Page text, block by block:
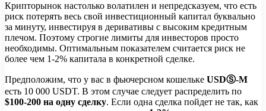
Крипторынок настолько волатилен и непредсказуем, что есть
риск потерять весь свой инвестиционный капитал буквально
за минуту, инвестируя в деривативы с высоким кредитным
плечом. Поэтому строгие лимиты для инвесторов просто
необходимы. Оптимальным показателем считается риск не
более чем 1-2% капитала в конкретной сделке.
Предположим, что у вас в фьючерсном кошельке USDⓈ-M
есть 10 000 USDT. В этом случае следует распределить по
$100-200 на одну сделку. Если одна сделка пойдет не так, как